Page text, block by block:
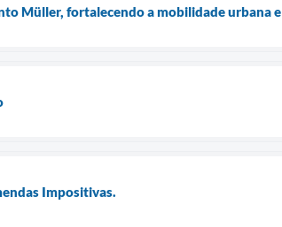
Müller, fortalecendo a mobilidade urbana e
Impositivas.